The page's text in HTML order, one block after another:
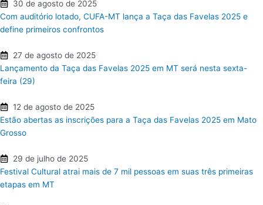
30 de agosto de 2025
Com auditório lotado, CUFA-MT lança a Taça das Favelas 2025 e
define primeiros confrontos
27 de agosto de 2025
Lançamento da Taça das Favelas 2025 em MT será nesta sexta-
feira (29)
12 de agosto de 2025
Estão abertas as inscrições para a Taça das Favelas 2025 em Mato
Grosso
29 de julho de 2025
Festival Cultural atrai mais de 7 mil pessoas em suas três primeiras
etapas em MT